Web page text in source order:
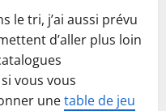
le tri, j’ai aussi prévu
d’aller plus loin
vous vous
unetable de jeu